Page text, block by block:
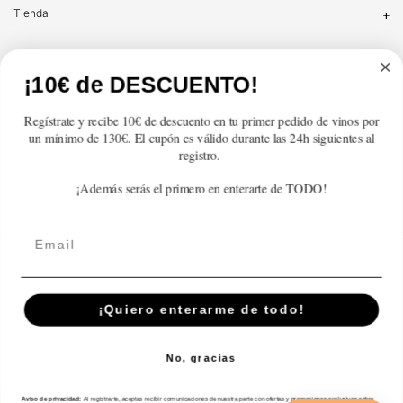
Tienda
Información
© 2026,En Copa de Balón -
Disfruta con responsabilidad · No se vende alcohol a menores de 18 años ·
Formas
¡10€ de DESCUENTO!
Regístrate y recibe 10€ de descuento en tu primer pedido de vinos por
un mínimo de 130€. El cupón es válido durante las 24h siguientes al
registro.
¡Además serás el primero en enterarte de TODO!
¡Quiero enterarme de todo!
No, gracias
Aviso de privacidad: Al registrarte, aceptas recibir comunicaciones de nuestra parte con ofertas y promociones exclusivas sobre